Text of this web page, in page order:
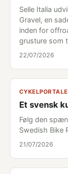
Selle Italia
Gravel, en
inden for
grusture som
22/07/2026
Et svensk
Følg den
Swedish Bike
21/07/2026